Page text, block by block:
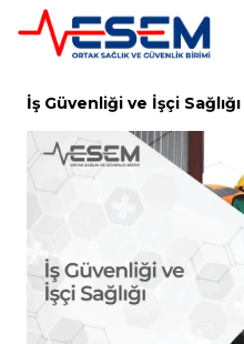
İş Güvenliği ve İşçi Sağlığı